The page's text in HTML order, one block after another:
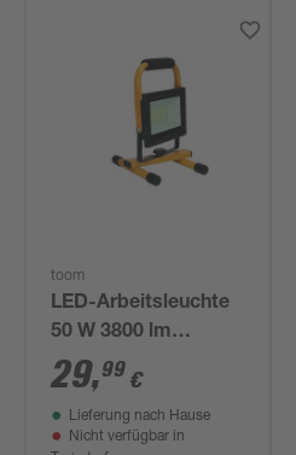
toom
LED-Arbeitsleuchte
50 W 3800 lm
kaltweiß IP 65
29,99 €
Lieferung nach Hause
Nicht verfügbar in